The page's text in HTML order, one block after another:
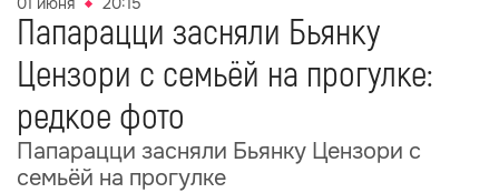
Папарацци засняли Бьянку
Цензори с семьёй на прогулке:
редкое фото
Папарацци засняли Бьянку Цензори с
семьёй на прогулке